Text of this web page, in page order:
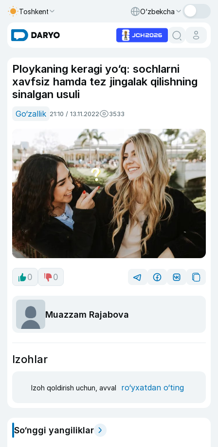
Toshkent O‘zbekcha
Ploykaning keragi yo‘q: sochlarni
xavfsiz hamda tez jingalak qilishning
sinalgan usuli
Go‘zallik 21:10 / 13.11.2022 3533
0 0
Muazzam Rajabova
Izohlar
Izoh qoldirish uchun, avval ro‘yxatdan o‘ting
So‘nggi yangiliklar